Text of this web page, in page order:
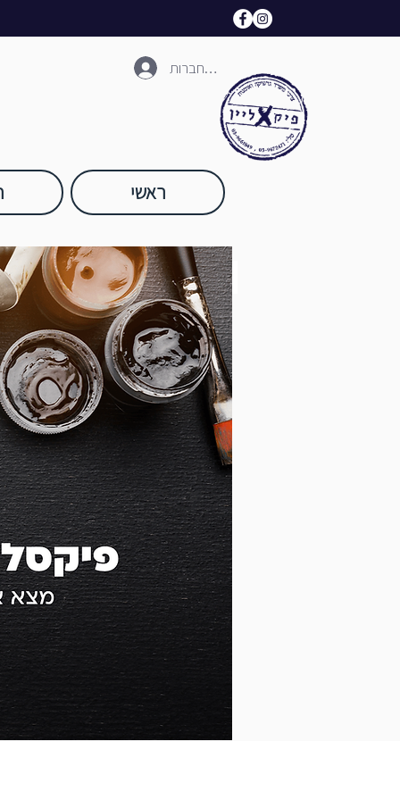
להתחברות
ראשי